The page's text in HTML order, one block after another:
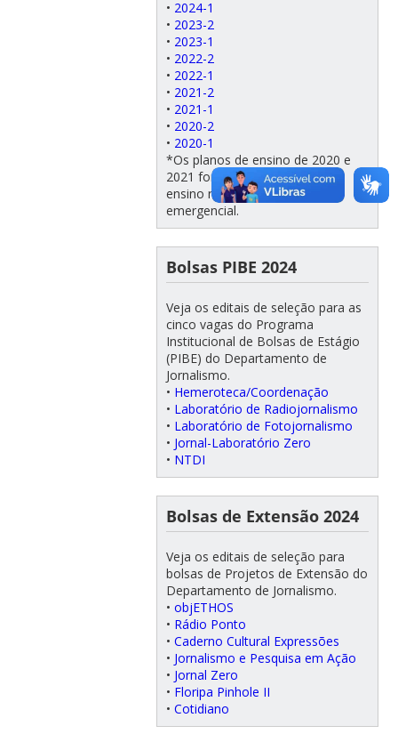
• 2024-1
• 2023-2
• 2023-1
• 2022-2
• 2022-1
• 2021-2
• 2021-1
• 2020-2
• 2020-1
*Os planos de ensino de 2020 e
2021 foram ajustados para o
ensino remoto remoto
emergencial.
Bolsas PIBE 2024
Veja os editais de seleção para as
cinco vagas do Programa
Institucional de Bolsas de Estágio
(PIBE) do Departamento de
Jornalismo.
• Hemeroteca/Coordenação
• Laboratório de Radiojornalismo
• Laboratório de Fotojornalismo
• Jornal-Laboratório Zero
• NTDI
Bolsas de Extensão 2024
Veja os editais de seleção para
bolsas de Projetos de Extensão do
Departamento de Jornalismo.
• objETHOS
• Rádio Ponto
• Caderno Cultural Expressões
• Jornalismo e Pesquisa em Ação
• Jornal Zero
• Floripa Pinhole II
• Cotidiano